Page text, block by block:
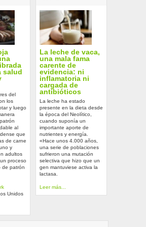
salud
del
los
y luego
al
que
de carne
y
adultos
proceso
de patrón
Unidos
La leche de vaca,
una mala fama
carente de
evidencia: ni
inflamatoria ni
cargada de
antibióticos
La leche ha estado
presente en la dieta desde
la época del Neolítico,
cuando suponía un
importante aporte de
nutrientes y energía.
«Hace unos 4.000 años,
una serie de poblaciones
sufrieron una mutación
selectiva que hizo que un
gen mantuviese activa la
lactasa.
Leer más...